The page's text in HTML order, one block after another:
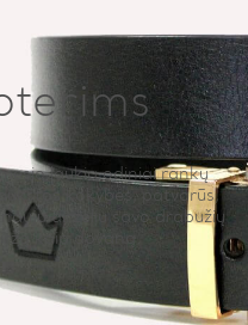
laukia odiniai rankų
kokybės, patvarūs,
dirželiu savo drabužių
kaip dovaną.